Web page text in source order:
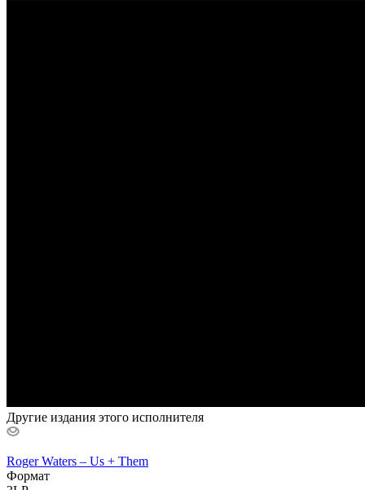
Другие издания этого исполнителя
Roger Waters ‎– Us + Them
Формат